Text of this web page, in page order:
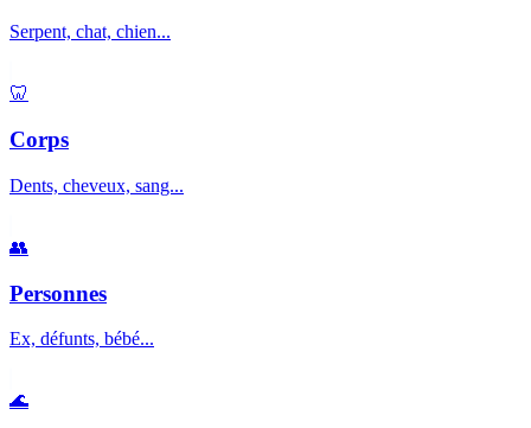
Serpent, chat, chien...
🦷
Corps
Dents, cheveux, sang...
👥
Personnes
Ex, défunts, bébé...
🌊